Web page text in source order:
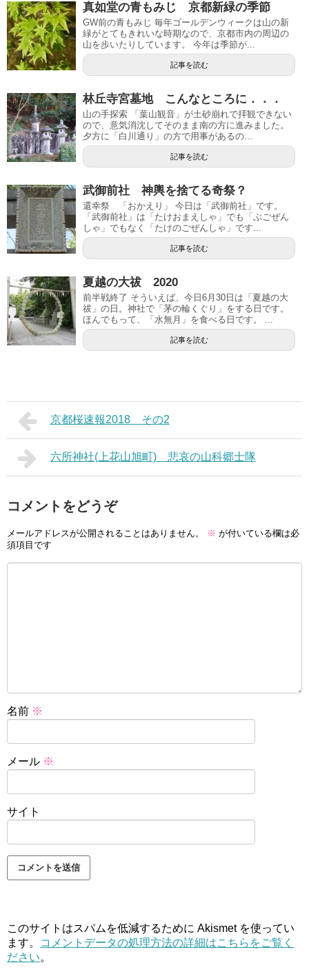
真如堂の青もみじ 京都新緑の季節
GW前の青もみじ 毎年ゴールデンウィークは山の新
緑がとてもきれいな時期なので、京都市内の周辺の
山を歩いたりしています。 今年は季節が...
記事を読む
林丘寺宮墓地 こんなところに．．．
山の手探索 「葉山観音」が土砂崩れで拝観できない
ので、意気消沈してそのまま南の方に進みました。
夕方に「白川通り」の方で用事があるの...
記事を読む
武御前社 神輿を捨てる奇祭？
還幸祭 「おかえり」 今日は「武御前社」です。
「武御前社」は「たけおまえしゃ」でも「ぶごぜん
しゃ」でもなく「たけのごぜんしゃ」です...
記事を読む
夏越の大祓 2020
前半戦終了 そういえば、今日6月30日は「夏越の大
祓」の日。神社で「茅の輪くぐり」をする日です。
ほんでもって、「水無月」を食べる日です。 ...
記事を読む
京都桜速報2018 その2
六所神社(上花山旭町) 悲哀の山科郷士隊
コメントをどうぞ
メールアドレスが公開されることはありません。 ※ が付いている欄は必
須項目です
名前 ※
メール ※
サイト
このサイトはスパムを低減するために Akismet を使ってい
ます。
コメントデータの処理方法の詳細はこちらをご覧く
ださい。